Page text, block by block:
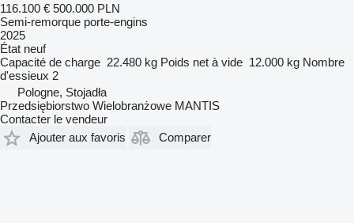
116.100 € 500.000 PLN
Semi-remorque porte-engins
2025
État neuf
Capacité de charge 22.480 kg Poids net à vide 12.000 kg Nombre
d'essieux 2
Pologne, Stojadła
Przedsiębiorstwo Wielobranżowe MANTIS
Contacter le vendeur
Ajouter aux favoris
Comparer